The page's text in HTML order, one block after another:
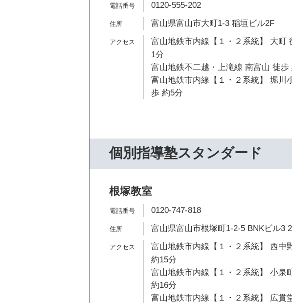
0120-555-202
富山県富山市大町1-3 稲垣ビル2F
富山地鉄市内線【１・２系統】 大町
1分
富山地鉄不二越・上滝線 南富山 徒歩
富山地鉄市内線【１・２系統】 堀川
歩 約5分
個別指導塾スタンダード
根塚教室
0120-747-818
富山県富山市根塚町1-2-5 BNKビル3
富山地鉄市内線【１・２系統】 西中
約15分
富山地鉄市内線【１・２系統】 小泉
約16分
富山地鉄市内線【１・２系統】 広貫